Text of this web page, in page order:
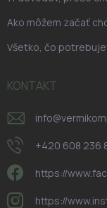
Ako môžem začať
Všetko, čo
KONTAKT
info@
+420 608 236
https://
https://